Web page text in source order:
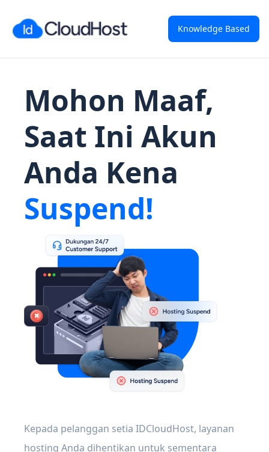
Knowledge Based
Mohon Maaf,
Saat Ini Akun
Anda Kena
Suspend!
Kepada pelanggan setia IDCloudHost, layanan
hosting Anda dihentikan untuk sementara